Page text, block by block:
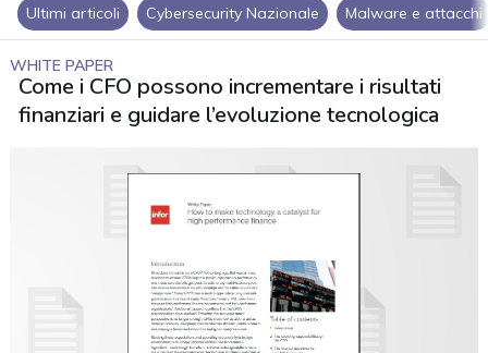
Ultimi articoli Cybersecurity Nazionale Malware e attacchi
WHITE PAPER
Come i CFO possono incrementare i risultati
finanziari e guidare l’evoluzione tecnologica